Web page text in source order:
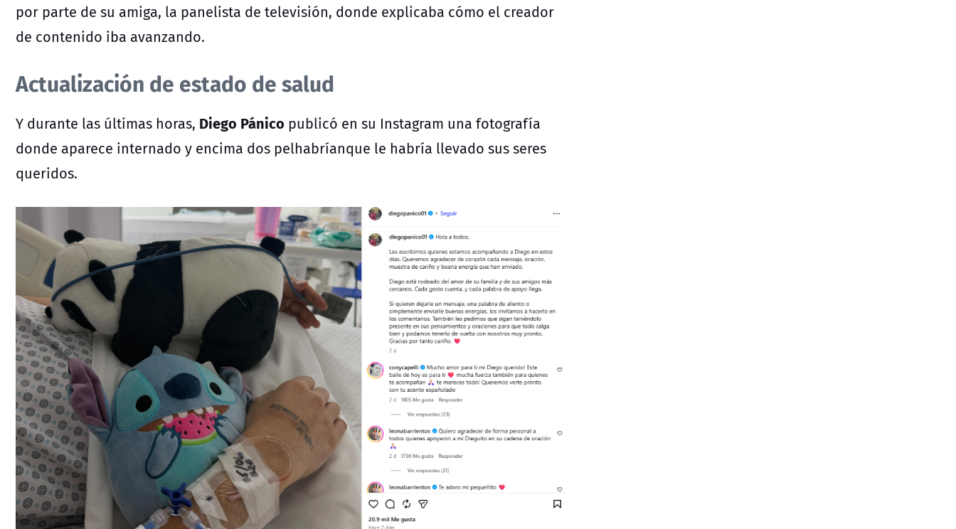
por parte de su amiga, la panelista de televisión, donde explicaba cómo el creador
de contenido iba avanzando.
Actualización de estado de salud
Y durante las últimas horas, Diego Pánico publicó en su Instagram una fotografía
donde aparece internado y encima dos pelhabríanque le habría llevado sus seres
queridos.